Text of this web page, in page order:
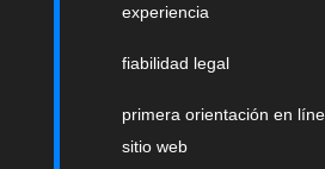
experiencia
fiabilidad legal
primera orientación en
sitio web